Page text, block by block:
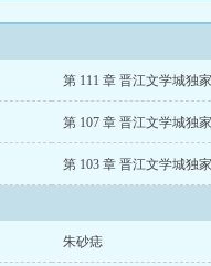
第 111 章 晋江文学城独
第 107 章 晋江文学城独
第 103 章 晋江文学城独
朱砂痣